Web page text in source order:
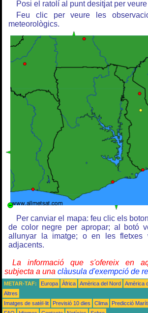
Posi el ratolí al punt desitjat per
Feu clic per veure les
meteorològics.
Per canviar el mapa: feu clic els
de color negre per apropar; al botó
allunyar la imatge; o en les fletxes
adjacents.
La informació que s'ofereix en
subjecta a una clàusula d'exempció de
METAR-TAF: Europa Àfrica Amèrica del Nord Amèrica
Altres
Imatges de satèl·lit
Previsió 10 dies Clima Predicció